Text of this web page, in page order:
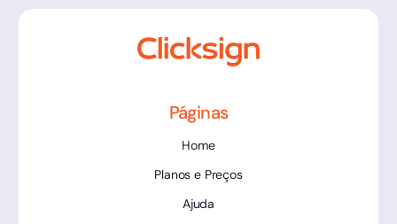
Páginas
Home
Planos e Preços
Ajuda